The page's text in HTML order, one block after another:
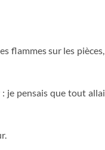
flammes sur les
je pensais que tout